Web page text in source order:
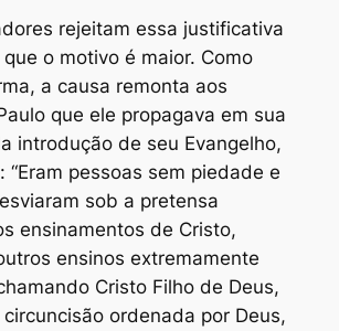
rejeitam essa justificativa
o motivo é maior. Como
a causa remonta aos
que ele propagava em sua
introdução de seu Evangelho,
“Eram pessoas sem piedade e
sob a pretensa
ensinamentos de Cristo,
ensinos extremamente
Cristo Filho de Deus,
ordenada por Deus,